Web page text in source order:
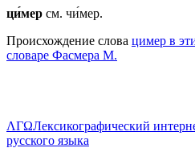
ци́мер см. чи́мер.
Происхождение слова цимер в
словаре Фасмера М.
ΛΓΩЛексикографический
русского языка